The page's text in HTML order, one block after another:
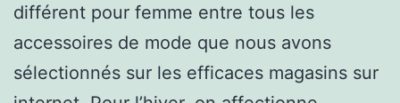
différent pour femme entre tous les
accessoires de mode que nous avons
sélectionnés sur les efficaces magasins sur